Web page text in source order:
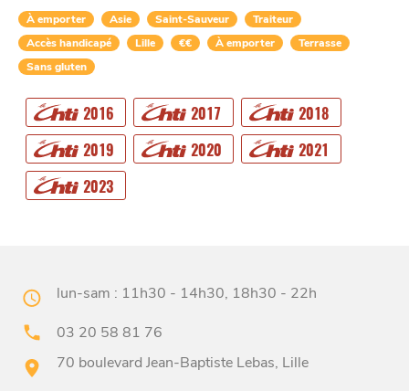
À emporter Asie Saint-Sauveur
Traiteur
Accès handicapé
Lille €€ À emporter
Terrasse
Sans gluten
2016 2017
2018
2019
2020
2021
2023
lun-sam : 11h30 - 14h30, 18h30 - 22h
03 20 58 81 76
70 boulevard Jean-Baptiste Lebas, Lille
CANAILLE
BONS PLANS ET ADRESSES
À
ET SA RÉGION